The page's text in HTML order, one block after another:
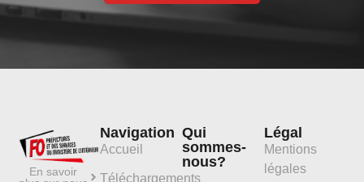
En savoir
Navigation
Accueil
Téléchargements
Qui
sommes-
nous?
Légal
Mentions
légales